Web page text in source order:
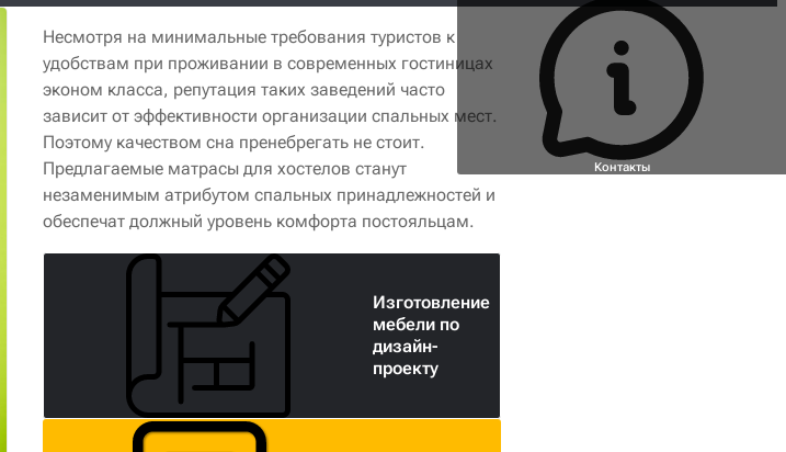
Несмотря на минимальные требования туристов к
удобствам при проживании в современных гостиницах
эконом класса, репутация таких заведений часто
зависит от эффективности организации спальных мест.
Поэтому качеством сна пренебрегать не стоит.
Предлагаемые матрасы для хостелов станут
незаменимым атрибутом спальных принадлежностей и
обеспечат должный уровень комфорта постояльцам.
Изготовление
мебели по
дизайн-
проекту
Контакты